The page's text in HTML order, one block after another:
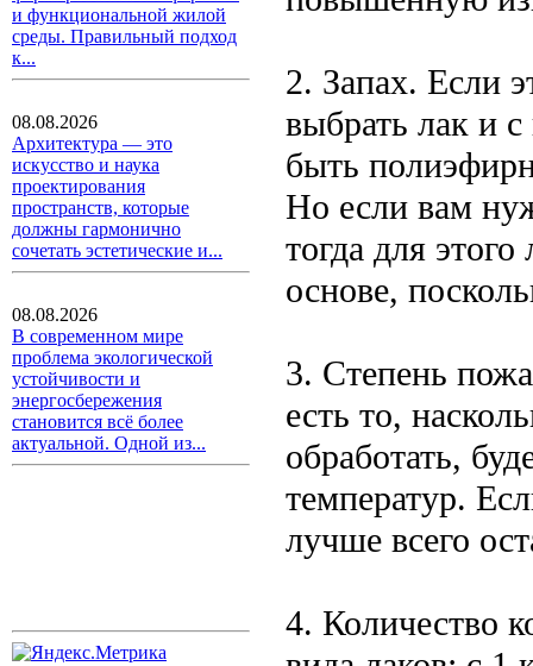
и функциональной жилой
среды. Правильный подход
к...
08.08.2026
Архитектура — это
искусство и наука
проектирования
пространств, которые
должны гармонично
сочетать эстетические и...
08.08.2026
В современном мире
проблема экологической
устойчивости и
энергосбережения
становится всё более
актуальной. Одной из...
2. Запах. Если
выбрать лак и
быть
Но если вам
тогда для
основе,
3. Степень
есть то,
обработать,
температур.
лучше всего
4. Количество